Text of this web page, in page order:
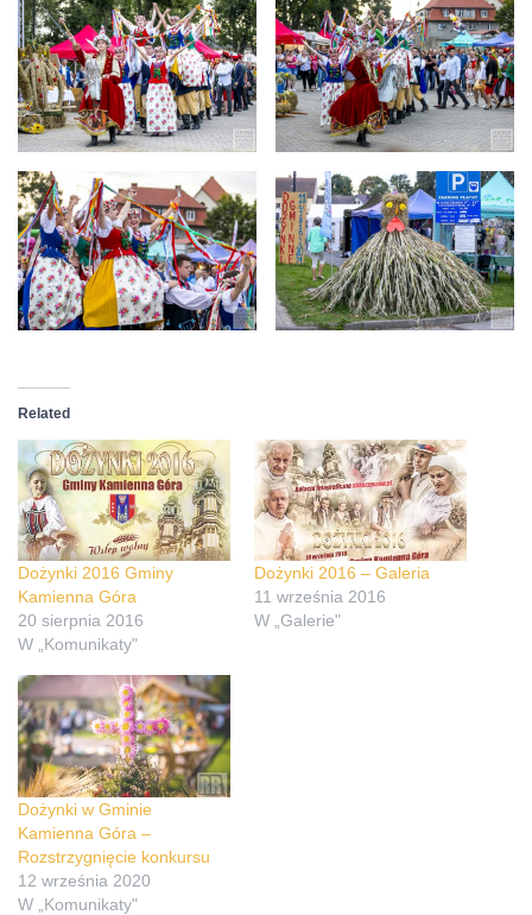
Related
Dożynki 2016 Gminy
Kamienna Góra
20 sierpnia 2016
W „Komunikaty"
Dożynki 2016 – Galeria
11 września 2016
W „Galerie"
Dożynki w Gminie
Kamienna Góra –
Rozstrzygnięcie konkursu
12 września 2020
W „Komunikaty"